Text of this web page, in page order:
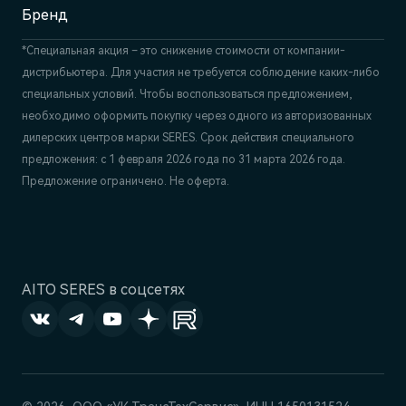
AITO SERES в соцсетях
Бренд
*Специальная акция – это снижение стоимости от компании-
дистрибьютера. Для участия не требуется соблюдение каких-либо
специальных условий. Чтобы воспользоваться предложением,
необходимо оформить покупку через одного из авторизованных
дилерских центров марки SERES. Срок действия специального
предложения: с 1 февраля 2026 года по 31 марта 2026 года.
Предложение ограничено. Не оферта.